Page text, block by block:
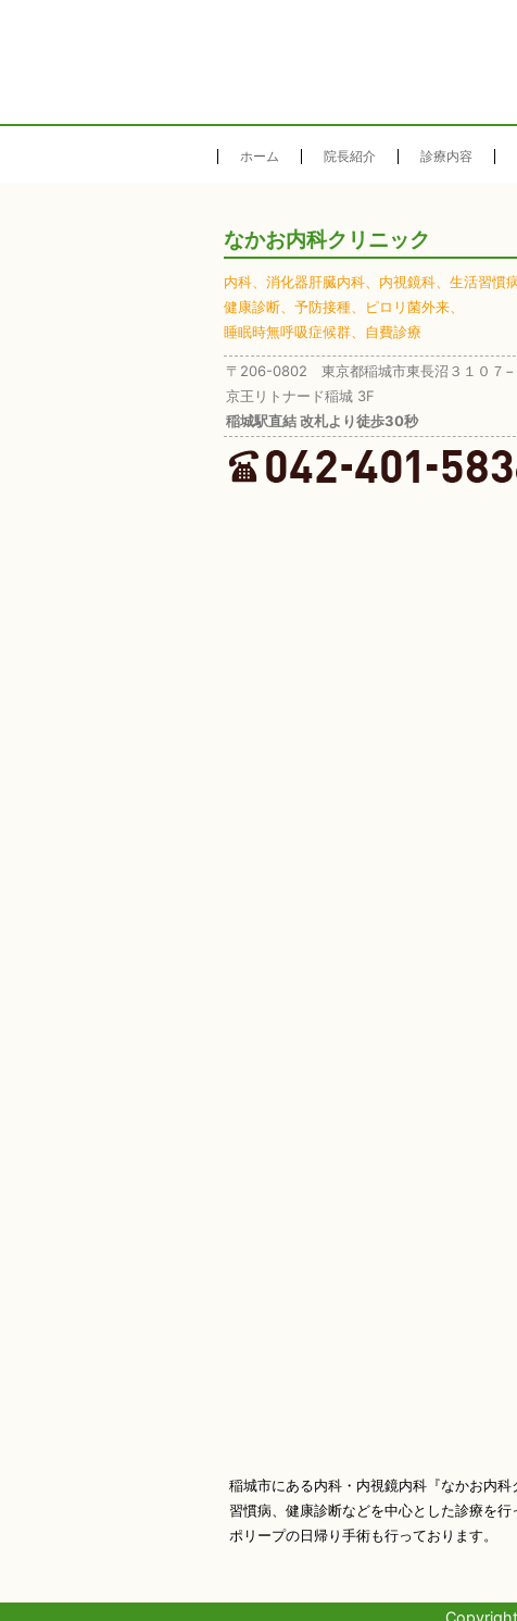
ホーム 院長紹介 診療内容
なかお内科クリニック
内科、 消化器肝臓内科、 内視鏡科、 生活習慣病
健康診断、 予防接種、
ピロリ菌外来、
睡眠時無呼吸症候群、 自費診療
〒206-0802 東京都稲城市東長沼３１０７−
京王リトナード稲城 3F
稲城駅直結 改札より徒歩30秒
稲城市にある内科・内視鏡内科『なかお内
習慣病、健康診断などを中心とした診療を
ポリープの日帰り手術も行っております。